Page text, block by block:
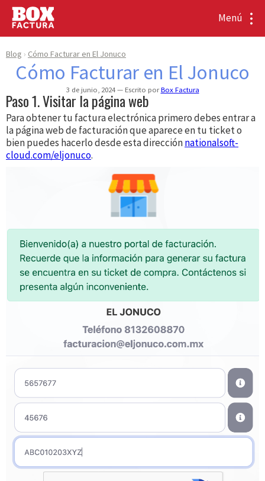
Menú
Blog Cómo Facturar en El Jonuco
Cómo Facturar en El Jonuco
3 de junio, 2024 Escrito porBox Factura
Paso 1. Visitar la página web
Para obtener tu factura electrónica primero debes entrar a
la página web de facturación que aparece en tu ticket o
bien puedes hacerlo desde esta direcciónnationalsoft-
cloud.com/eljonuco.